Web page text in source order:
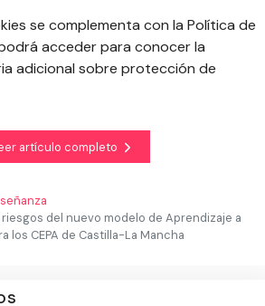
se complementa con la Política de
acceder para conocer la
adicional sobre protección de
artículo completo
del nuevo modelo de Aprendizaje a
los CEPA de Castilla-La Mancha